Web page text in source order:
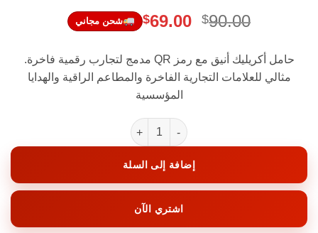
$90.00
Original
was:
$90.00.
$69.00
Current
price
is:
$69.00.
شحن مجاني
حامل أكريليك أنيق مع رمز QR مدمج لتجارب رقمية فاخرة.
مثالي للعلامات التجارية الفاخرة والمطاعم الراقية والهدايا
المؤسسية
كمية فاخر لرمز QR
إضافة إلى السلة
اشتري الآن